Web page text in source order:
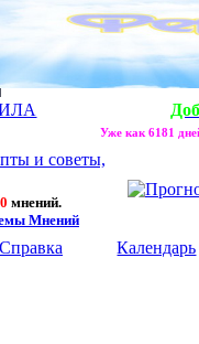
Уже как 6181
и советы,
0 мнений.
Мнений
Справка Календарь